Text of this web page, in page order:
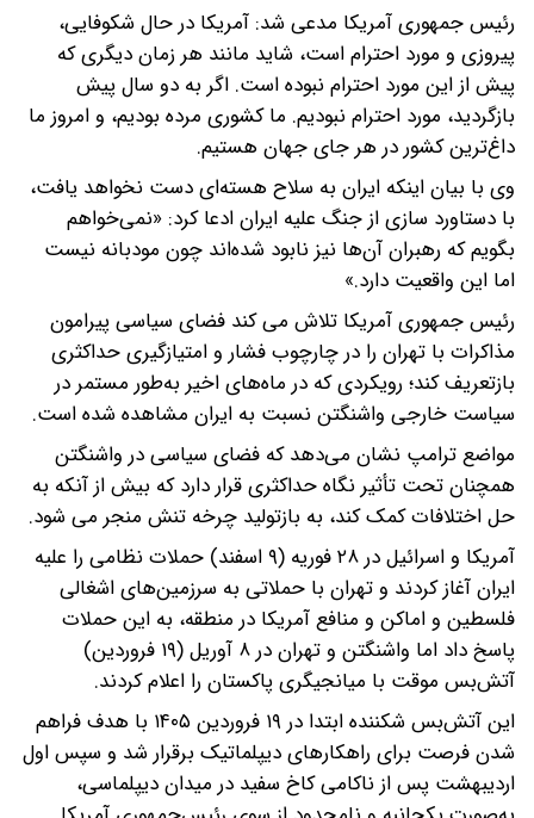
رئیس جمهوری آمریکا مدعی شد: آمریکا در حال شکوفایی،
پیروزی و مورد احترام است، شاید مانند هر زمان دیگری که
پیش از این مورد احترام نبوده است. اگر به دو سال پیش
بازگردید، مورد احترام نبودیم. ما کشوری مرده بودیم، و امروز ما
داغ‌ترین کشور در هر جای جهان هستیم.
وی با بیان اینکه ایران به سلاح هسته‌ای دست نخواهد یافت،
با دستاورد سازی از جنگ علیه ایران ادعا کرد: «نمی‌خواهم
بگویم که رهبران آن‌ها نیز نابود شده‌اند چون مودبانه نیست
اما این واقعیت دارد.»
رئیس جمهوری آمریکا تلاش می کند فضای سیاسی پیرامون
مذاکرات با تهران را در چارچوب فشار و امتیازگیری حداکثری
بازتعریف کند؛ رویکردی که در ماه‌های اخیر به‌طور مستمر در
سیاست خارجی واشنگتن نسبت به ایران مشاهده شده است.
مواضع ترامپ نشان می‌دهد که فضای سیاسی در واشنگتن
همچنان تحت تأثیر نگاه حداکثری قرار دارد که بیش از آنکه به
حل اختلافات کمک کند، به بازتولید چرخه تنش منجر می شود.
آمریکا و اسرائیل در ۲۸ فوریه (۹ اسفند) حملات نظامی را علیه
ایران آغاز کردند و تهران با حملاتی به سرزمین‌های اشغالی
فلسطین و اماکن و منافع آمریکا در منطقه، به این حملات
پاسخ داد اما واشنگتن و تهران در ۸ آوریل (۱۹ فروردین)
آتش‌بس موقت با میانجیگری پاکستان را اعلام کردند.
این آتش‌بس شکننده ابتدا در ۱۹ فروردین ۱۴۰۵ با هدف فراهم
شدن فرصت برای راهکارهای دیپلماتیک برقرار شد و سپس اول
اردیبهشت پس از ناکامی کاخ سفید در میدان دیپلماسی،